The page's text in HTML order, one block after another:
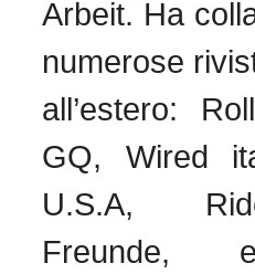
Arbeit. Ha
numerose
all’estero:
GQ, Wired
U.S.A,
Freunde,